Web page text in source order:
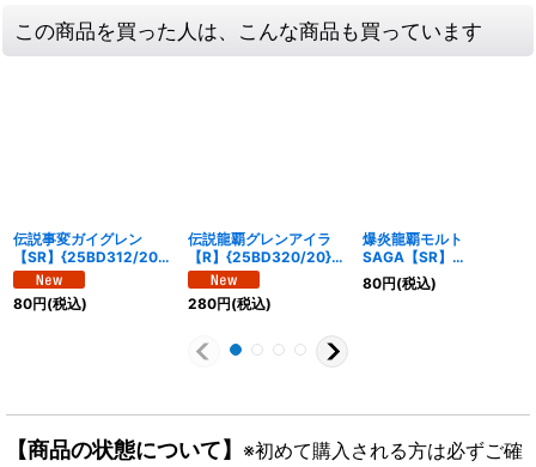
この商品を買った人は、こんな商品も買っています
伝説事変ガイグレン
【SR】{25BD312/20}
《火》
80円(税込)
伝説龍覇グレンアイラ
【R】{25BD320/20}
《多》
280円(税込)
爆炎龍覇モルト
SAGA【SR】
{25BD313/20}《火》
80円(税込)
【商品の状態について】 ※初めて購入される方は必ずご確